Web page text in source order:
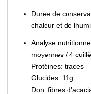
Durée de
chaleur et de
Analyse
moyennes / 4
Protéines: traces
Glucides: 11g
Dont fibres